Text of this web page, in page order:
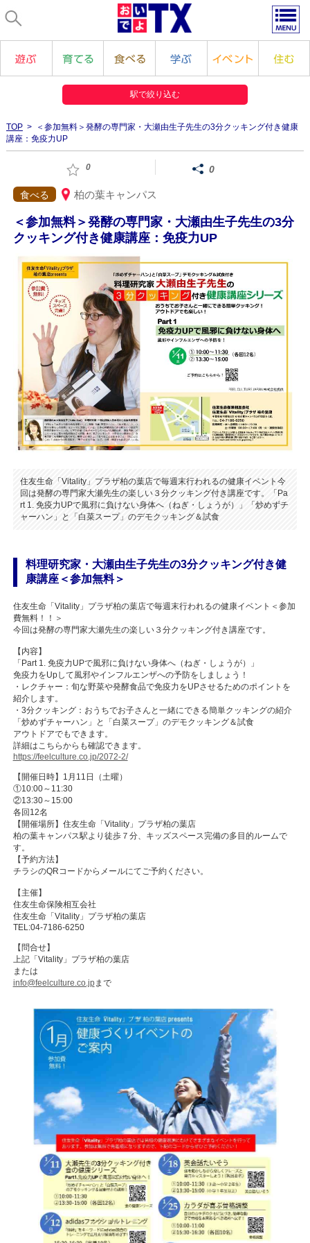
駅で絞り込む
TOP> ＜参加無料＞発酵の専門家・大瀬由生子先生の3分クッキング付き健康
講座：免疫力UP
0 0
食べる 柏の葉キャンパス
＜参加無料＞発酵の専門家・大瀬由生子先生の3分
クッキング付き健康講座：免疫力UP
住友生命「Vitality」プラザ柏の葉店で毎週末行われるの健康イベント今
回は発酵の専門家大瀬先生の楽しい３分クッキング付き講座です。「Pa
rt 1. 免疫力UPで風邪に負けない身体へ（ねぎ・しょうが）」「炒めずチ
ャーハン」と「白菜スープ」のデモクッキング＆試食
料理研究家・大瀬由生子先生の3分クッキング付き健
康講座＜参加無料＞
住友生命「Vitality」プラザ柏の葉店で毎週末行われるの健康イベント＜参加
費無料！！＞
今回は発酵の専門家大瀬先生の楽しい３分クッキング付き講座です。
【内容】
「Part 1. 免疫力UPで風邪に負けない身体へ（ねぎ・しょうが）」
免疫力をUpして風邪やインフルエンザへの予防をしましょう！
・レクチャー：旬な野菜や発酵食品で免疫力をUPさせるためのポイントを
紹介します。
・3分クッキング：おうちでお子さんと一緒にできる簡単クッキングの紹介
「炒めずチャーハン」と「白菜スープ」のデモクッキング＆試食
アウトドアでもできます。
詳細はこちらからも確認できます。
https://feelculture.co.jp/2072-2/
【開催日時】1月11日（土曜）
①10:00～11:30
②13:30～15:00
各回12名
【開催場所】住友生命「Vitality」プラザ柏の葉店
柏の葉キャンパス駅より徒歩７分、キッズスペース完備の多目的ルームで
す。
【予約方法】
チラシのQRコードからメールにてご予約ください。
【主催】
住友生命保険相互会社
住友生命「Vitality」プラザ柏の葉店
TEL:04-7186-6250
【問合せ】
上記「Vitality」プラザ柏の葉店
または
info@feelculture.co.jpまで